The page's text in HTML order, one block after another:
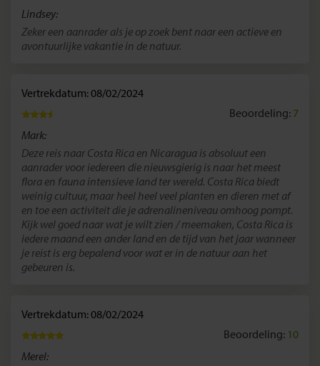
Lindsey:
Zeker een aanrader als je op zoek bent naar een actieve en
avontuurlijke vakantie in de natuur.
Vertrekdatum: 08/02/2024
Beoordeling: 7
Mark:
Deze reis naar Costa Rica en Nicaragua is absoluut een
aanrader voor iedereen die nieuwsgierig is naar het meest
flora en fauna intensieve land ter wereld. Costa Rica biedt
weinig cultuur, maar heel heel veel planten en dieren met af
en toe een activiteit die je adrenalineniveau omhoog pompt.
Kijk wel goed naar wat je wilt zien / meemaken, Costa Rica is
iedere maand een ander land en de tijd van het jaar wanneer
je reist is erg bepalend voor wat er in de natuur aan het
gebeuren is.
Vertrekdatum: 08/02/2024
Beoordeling: 10
Merel: